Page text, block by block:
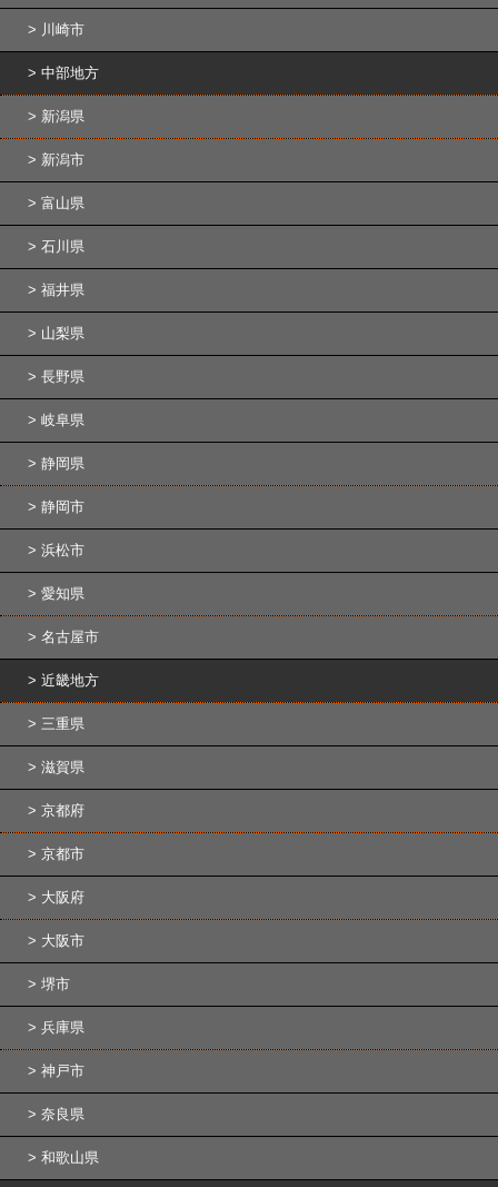
川崎市
中部地方
新潟県
新潟市
富山県
石川県
福井県
山梨県
長野県
岐阜県
静岡県
静岡市
浜松市
愛知県
名古屋市
近畿地方
三重県
滋賀県
京都府
京都市
大阪府
大阪市
堺市
兵庫県
神戸市
奈良県
和歌山県